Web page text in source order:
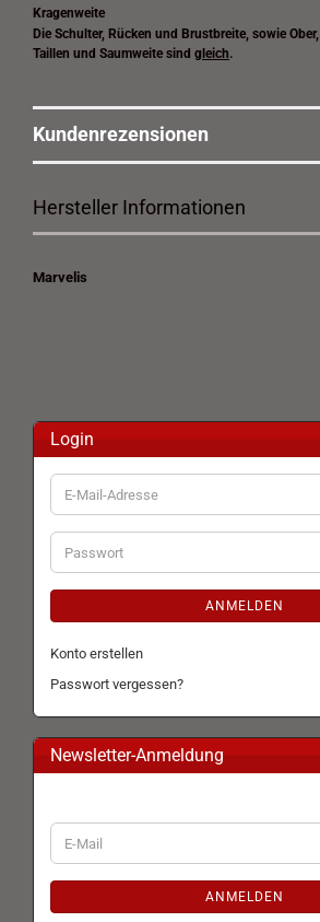
Kragenweite
Die Schulter, Rücken und Brustbreite, sowie Ober,
Taillen und Saumweite sind gleich.
Kundenrezensionen
Hersteller Informationen
Marvelis
Login
E-
Mail-
Adresse
Passwort
ANMELDEN
Konto erstellen
Passwort vergessen?
Newsletter-Anmeldung
WEITER
ZUR
E-
Mail
ANMELDEN